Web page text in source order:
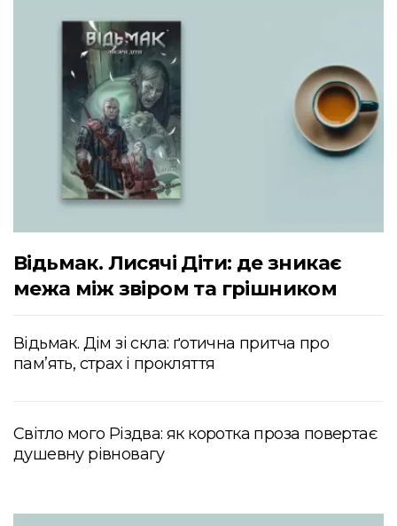
Відьмак. Лисячі Діти: де зникає
межа між звіром та грішником
Відьмак. Дім зі скла: ґотична притча про
пам’ять, страх і прокляття
Світло мого Різдва: як коротка проза повертає
душевну рівновагу